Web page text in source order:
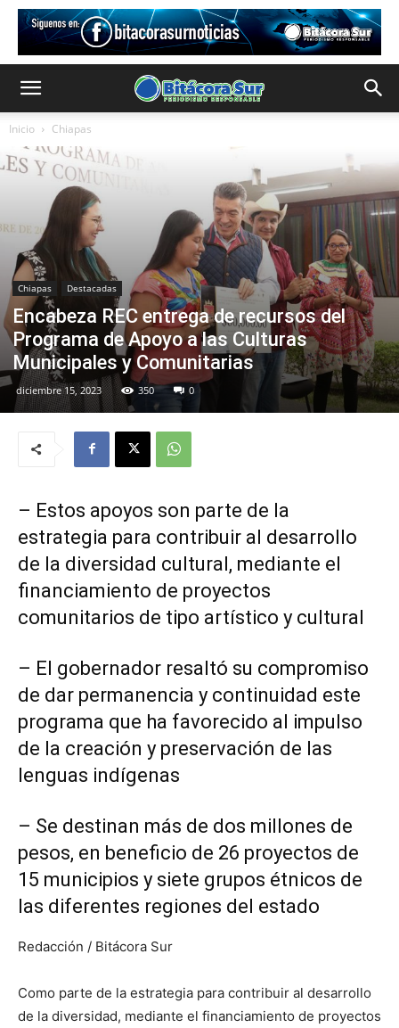
Inicio Chiapas
Chiapas Destacadas
Encabeza REC entrega de recursos del
Programa de Apoyo a las Culturas
Municipales y Comunitarias
diciembre 15, 2023 350 0
– Estos apoyos son parte de la
estrategia para contribuir al desarrollo
de la diversidad cultural, mediante el
financiamiento de proyectos
comunitarios de tipo artístico y cultural
– El gobernador resaltó su compromiso
de dar permanencia y continuidad este
programa que ha favorecido al impulso
de la creación y preservación de las
lenguas indígenas
– Se destinan más de dos millones de
pesos, en beneficio de 26 proyectos de
15 municipios y siete grupos étnicos de
las diferentes regiones del estado
Redacción / Bitácora Sur
Como parte de la estrategia para contribuir al desarrollo
de la diversidad, mediante el financiamiento de proyectos